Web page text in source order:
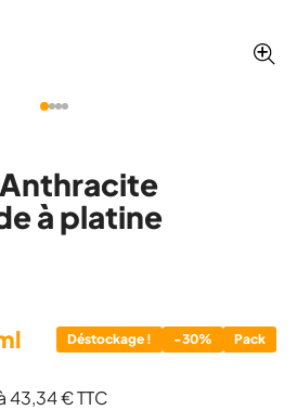
Anthracite
à platine
Déstockage ! -30% Pack
43,34 € TTC